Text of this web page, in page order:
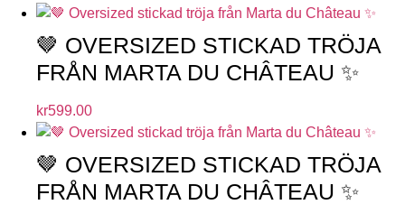
🤎 OVERSIZED STICKAD TRÖJA
FRÅN MARTA DU CHÂTEAU ✨
kr599.00
🤎 OVERSIZED STICKAD TRÖJA
FRÅN MARTA DU CHÂTEAU ✨